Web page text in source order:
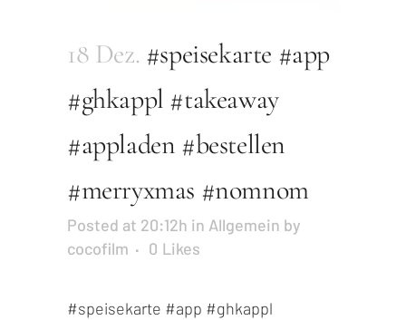
18 Dez. #speisekarte #app
#ghkappl #takeaway
#appladen #bestellen
#merryxmas #nomnom
Posted at 20:12h in Allgemein by
cocofilm
0 Likes
#speisekarte #app #ghkappl